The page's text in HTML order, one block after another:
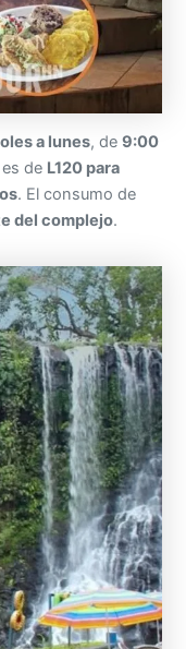
a lunes, de9:00
es de L120 para
. El consumo de
del complejo.